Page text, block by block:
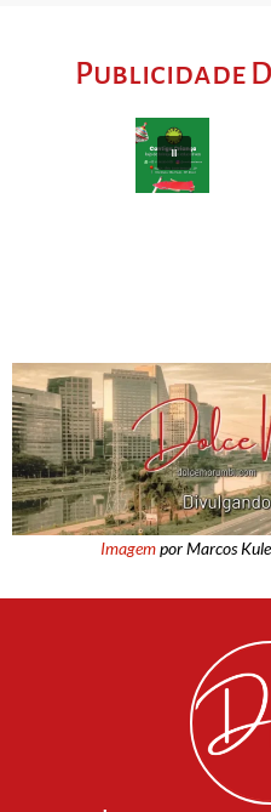
Publicidade
Imagempor Marcos